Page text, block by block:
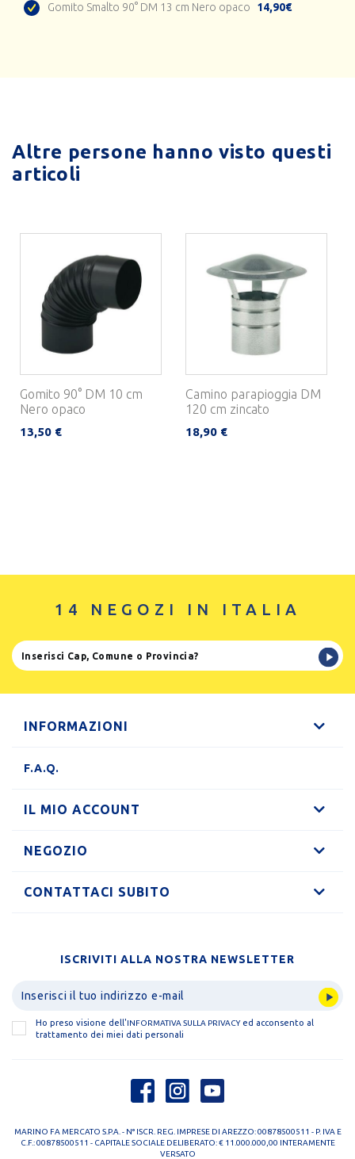
Gomito Smalto 90° DM 13 cm Nero opaco
14,90€
Altre persone hanno visto questi
articoli
Gomito 90° DM 10 cm
Nero opaco
13,50 €
Camino parapioggia DM
120 cm zincato
18,90 €
14 NEGOZI IN ITALIA
INFORMAZIONI
F.A.Q.
IL MIO ACCOUNT
NEGOZIO
CONTATTACI SUBITO
ISCRIVITI ALLA NOSTRA NEWSLETTER
Ho preso visione dell' INFORMATIVA SULLA PRIVACYed acconsento al
trattamento dei miei dati personali
MARINO FA MERCATO S.P.A. - N° ISCR. REG. IMPRESE DI AREZZO: 00878500511 - P. IVA E
C.F.: 00878500511 - CAPITALE SOCIALE DELIBERATO: € 11.000.000,00 INTERAMENTE
VERSATO